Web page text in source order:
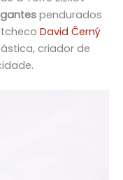
pendurados
David Černý
criador de